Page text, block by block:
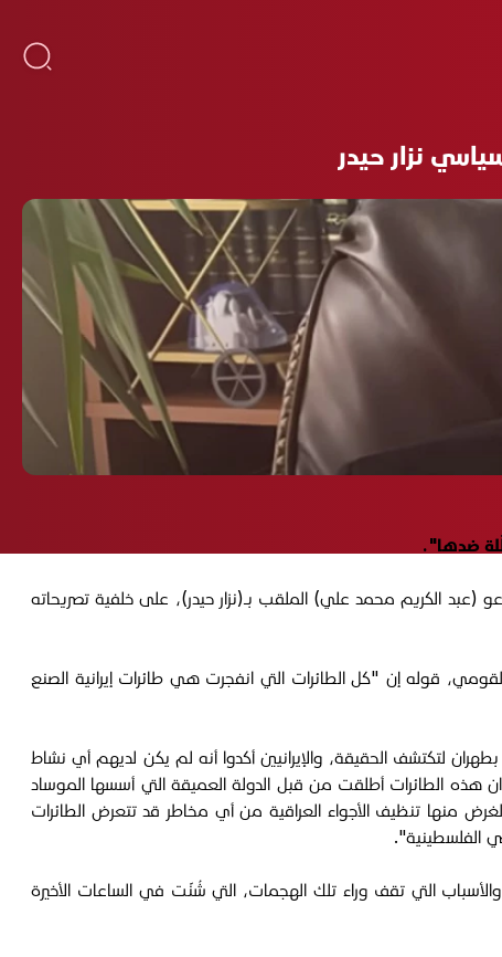
نزار حيدر
ضدها".
تحرك شكوى قضائية ضد المدعو (عبد الكريم محمد علي) الملقب بـ(نزار حيدر)، على خلفية تصريحاته
قوله إن "كل الطائرات التي انفجرت هي طائرات إيرانية الصنع
لتكتشف الحقيقة، والإيرانيين أكدوا أنه لم يكن لديهم أي نشاط
ان هذه الطائرات أطلقت من قبل الدولة العميقة التي أسسها الموساد
منها تنظيف الأجواء العراقية من أي مخاطر قد تتعرض الطائرات
الفلسطينية".
التي تقف وراء تلك الهجمات، التي شُنّت في الساعات الأخيرة